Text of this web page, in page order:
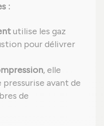
:
utilise les gaz
pour délivrer
, elle
avant de
de